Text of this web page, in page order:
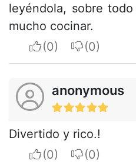
leyéndola, sobre
mucho cocinar.
I apreciateI do not
anonymous
Divertido y rico.!
I apreciateI do not